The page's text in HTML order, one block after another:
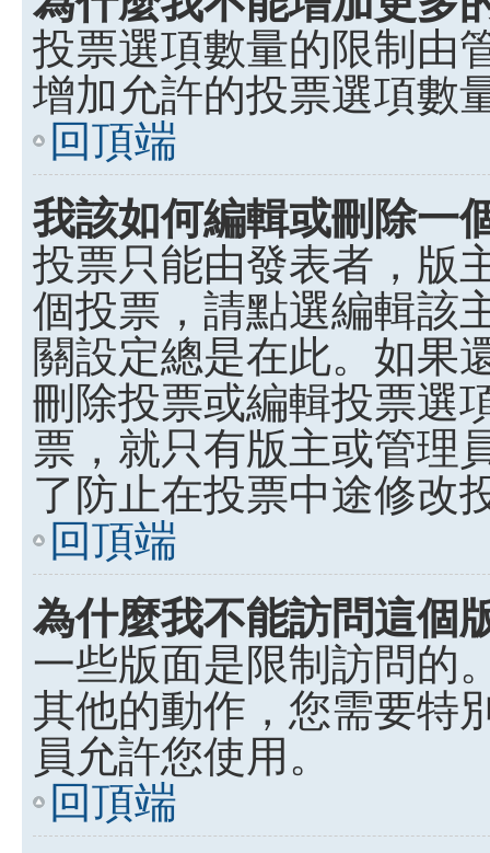
投票選項數量的限制由
增加允許的投票選項數
回頂端
我該如何編輯或刪除一
投票只能由發表者，版
個投票，請點選編輯該
關設定總是在此。如果
刪除投票或編輯投票選
票，就只有版主或管理
了防止在投票中途修改
回頂端
為什麼我不能訪問這個
一些版面是限制訪問的
其他的動作，您需要特
員允許您使用。
回頂端